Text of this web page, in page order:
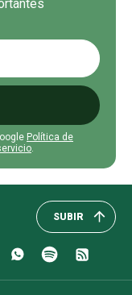
Política de
.
SUBIR